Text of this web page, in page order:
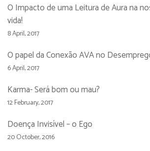
O Impacto de uma Leitura de Aura na
vida!
8 April, 2017
O papel da Conexão AVA no
6 April, 2017
Karma- Será bom ou mau?
12 February, 2017
Doença Invisível – o Ego
20 October, 2016